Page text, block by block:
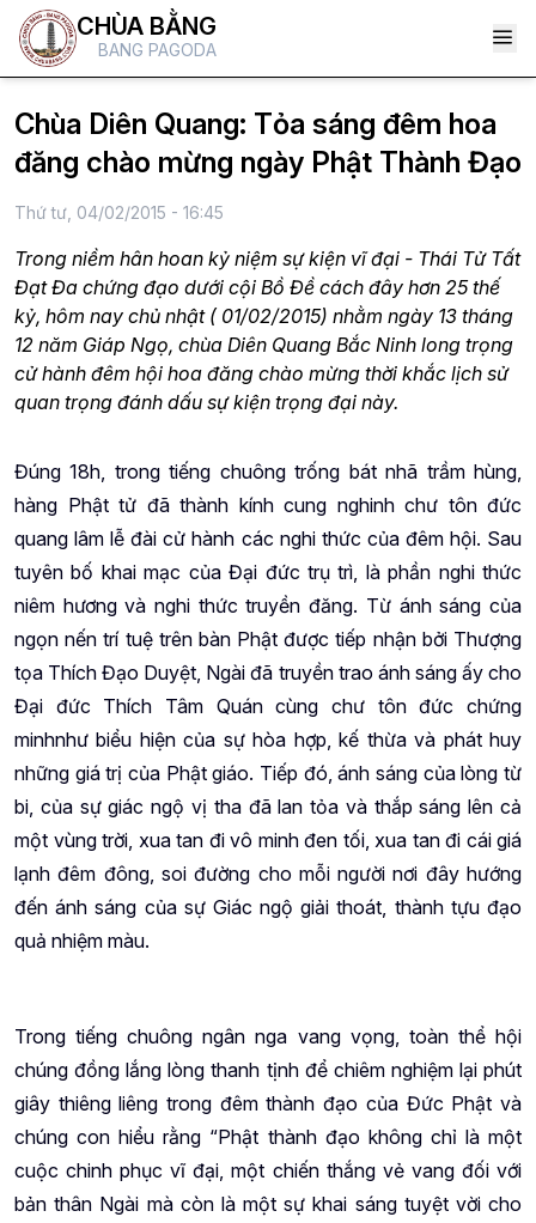
CHÙA BẰNG
BANG PAGODA
Chùa Diên Quang: Tỏa sáng đêm hoa
đăng chào mừng ngày Phật Thành Đạo
Thứ tư, 04/02/2015 - 16:45
Trong niềm hân hoan kỷ niệm sự kiện vĩ đại - Thái Tử Tất
Đạt Đa chứng đạo dưới cội Bồ Đề cách đây hơn 25 thế
kỷ, hôm nay chủ nhật ( 01/02/2015) nhằm ngày 13 tháng
12 năm Giáp Ngọ, chùa Diên Quang Bắc Ninh long trọng
cử hành đêm hội hoa đăng chào mừng thời khắc lịch sử
quan trọng đánh dấu sự kiện trọng đại này.
Đúng 18h, trong tiếng chuông trống bát nhã trầm hùng,
hàng Phật tử đã thành kính cung nghinh chư tôn đức
quang lâm lễ đài cử hành các nghi thức của đêm hội. Sau
tuyên bố khai mạc của Đại đức trụ trì, là phần nghi thức
niêm hương và nghi thức truyền đăng. Từ ánh sáng của
ngọn nến trí tuệ trên bàn Phật được tiếp nhận bởi Thượng
tọa Thích Đạo Duyệt, Ngài đã truyền trao ánh sáng ấy cho
Đại đức Thích Tâm Quán cùng chư tôn đức chứng
minhnhư biểu hiện của sự hòa hợp, kế thừa và phát huy
những giá trị của Phật giáo. Tiếp đó, ánh sáng của lòng từ
bi, của sự giác ngộ vị tha đã lan tỏa và thắp sáng lên cả
một vùng trời, xua tan đi vô minh đen tối, xua tan đi cái giá
lạnh đêm đông, soi đường cho mỗi người nơi đây hướng
đến ánh sáng của sự Giác ngộ giải thoát, thành tựu đạo
quả nhiệm màu.
Trong tiếng chuông ngân nga vang vọng, toàn thể hội
chúng đồng lắng lòng thanh tịnh để chiêm nghiệm lại phút
giây thiêng liêng trong đêm thành đạo của Đức Phật và
chúng con hiểu rằng “Phật thành đạo không chỉ là một
cuộc chinh phục vĩ đại, một chiến thắng vẻ vang đối với
bản thân Ngài mà còn là một sự khai sáng tuyệt vời cho